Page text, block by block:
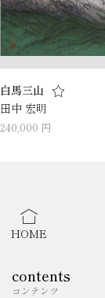
白馬三山
田中 宏明
240,000 円
HOME
contents
コンテンツ